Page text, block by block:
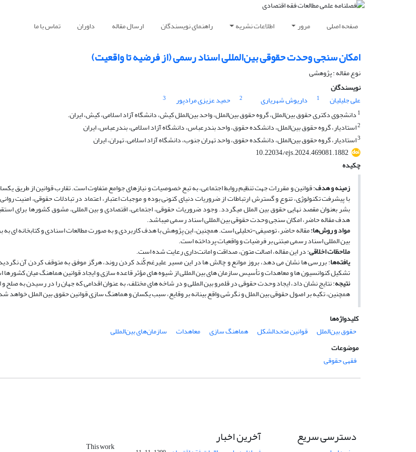
صفحه اصلی مرور اطلاعات نشریه راهنمای نویسندگان ارسال مقاله داوران تماس با ما
امکان سنجی وحدت حقوقی بین‌المللی اسناد رسمی (از فرضیه تا واقعیت)
نوع مقاله : پژوهشی
نویسندگان
علی جلیلیان
1 داریوش شهریاری 2 حمید عزیزی مرادپور
3
1 دانشجوی دکتری حقوق بین‌الملل، گروه حقوق بین‌الملل، واحد بین‌الملل کیش، دانشگاه آزاد اسلامی، کیش، ایران.
2استادیار، گروه حقوق بین‌الملل، دانشکده حقوق، واحد بندرعباس، دانشگاه آزاد اسلامی، بندرعباس، ایران
3استادیار، گروه حقوق بین‌الملل، دانشکده حقوق، واحد تهران جنوب، دانشگاه آزاد اسلامی، تهران، ایران
10.22034/ejs.2024.469081.1882
چکیده
زمینه و هدف: قوانین و مقررات جهت تنظیم روابط اجتماعی، به تبع خصوصیات و نیازهای جوامع متفاوت است. تقارب قوانین از طریق
با پیشرفت تکنولوژی، تنوع و گسترش ارتباطات از ضروریات دنیای کنونی بوده و موجبات اعتبار، اعتماد در تبادلات حقوقی، امنیت
بشر بعنوان مقصد نهایی حقوق بین­ الملل می­گردد. وجود ضروریات حقوقی، اجتماعی، اقتصادی و بین ­المللی، مشوق کشورها برای
هدف مقاله حاضر، امکان ­سنجی وحدت حقوقی بین ­المللی اسناد رسمی می­باشد.
مواد و روش‌ها:مقاله حاضر، توصیفی-تحلیلی است. هم­چنین، این پژوهش با هدف کاربردی و به ­صورت مطالعات اسنادی و کتاب­خانه ­ای
بین ­المللی اسناد رسمی مبتنی ­بر فرضیات و واقعیات پرداخته است.
ملاحظات اخلاقی: در این مقاله، اصالت متون، صداقت و امانت‌داری رعایت شده است.
یافته‌ها: بررسی­ ها نشان می ‏دهد، بروز موانع و چالش ها در این مسیر علیرغم کُند کردن روند، هرگز موفق به متوقف کردن آن
تشکیل کنوانسیون­ ها و معاهدات و تأسیس سازمان­ های بین ­المللی از شیوه­ های مؤثر قاعده ­سازی و ایجاد قوانین هماهنگ میان
نتیجه: نتایج نشان داد، ایجاد وحدت حقوقی در قلمرو بین­ المللی و در شاخه ­های مختلف، به­ عنوان اقدامی که جهان را در رسیدن به صلح
هم­چنین، تکیه بر اصول حقوقی بین­ الملل و نگرشی واقع­ بینانه بر وقایع، سبب یکسان و هماهنگ­ سازی قوانین حقوق بین ­الملل خواهد
کلیدواژه‌ها
حقوق بین‌الملل
قوانین متحد‌الشکل هماهنگ سازی معاهدات
سازمان‌های بین‌المللی
موضوعات
فقهی حقوقی
دسترسی سریع آخرین اخبار
This work